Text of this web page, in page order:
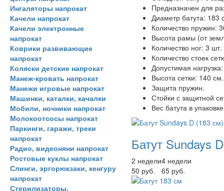
Ингаляторы напрокат
Качели напрокат
Качели электронные
напрокат
Коврики развивающие
напрокат
Коляски детские напрокат
Манеж-кровать напрокат
Манежи игровые напрокат
Машинки, каталки, качалки
Мобили, ночники напрокат
Молокоотсосы напрокат
Паркинги, гаражи, треки
напрокат
Радио, видеоняни напрокат
Ростовые куклы напрокат
Слинги, эргорюкзаки, кенгуру
напрокат
Стерилизаторы,
Предназначен для
Диаметр батута: 183
Количество пружин:
Высота рамы (от
Количество ног: 3 шт.
Количество стоек
Допустимая
Высота сетки: 140 см.
Защита пружин.
Стойки с защитной
Вес батута в
Батут Sundays
2 недели4 недели
50 руб.
65 руб.